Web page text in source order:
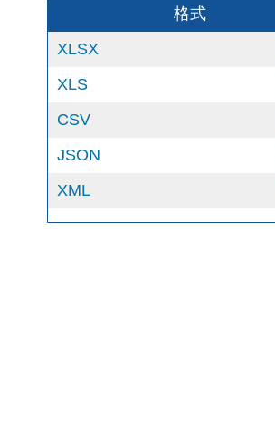
格式
XLSX
XLS
CSV
JSON
XML